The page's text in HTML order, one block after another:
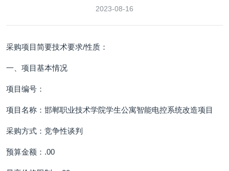
2023-08-16
采购项目简要技术要求/性质：
一、项目基本情况
项目编号：
项目名称：邯郸职业技术学院学生公寓智能电控系统改造项目
采购方式：竞争性谈判
预算金额：.00